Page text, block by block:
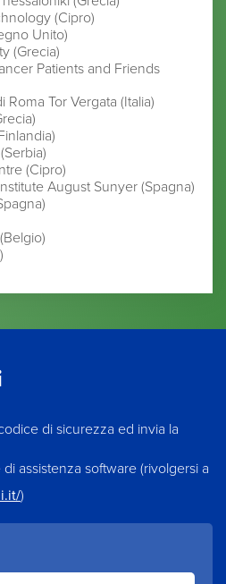
(Cipro)
Unito)
(Grecia)
Patients and Friends
Tor Vergata (Italia)
(Cipro)
August Sunyer (Spagna)
di sicurezza ed invia la
assistenza software (rivolgersi a
)